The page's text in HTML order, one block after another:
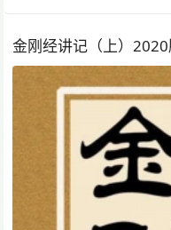
金刚经讲记（上）2020